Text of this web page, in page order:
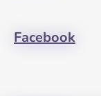
Facebook